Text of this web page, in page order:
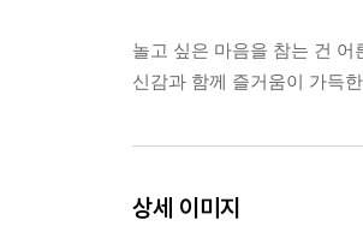
놀고 싶은 마음을 참는 건
신감과 함께 즐거움이 가득
상세 이미지